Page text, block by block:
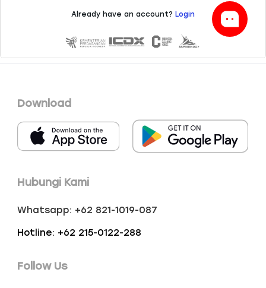
Download
Hubungi Kami
Whatsapp: +62 821-1019-087
Hotline: +62 215-0122-288
Follow Us